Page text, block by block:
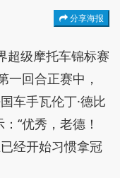
分享海报
超级摩托车锦标赛
一回合正赛中，
车手瓦伦丁·德比
“优秀，老德！
经开始习惯拿冠